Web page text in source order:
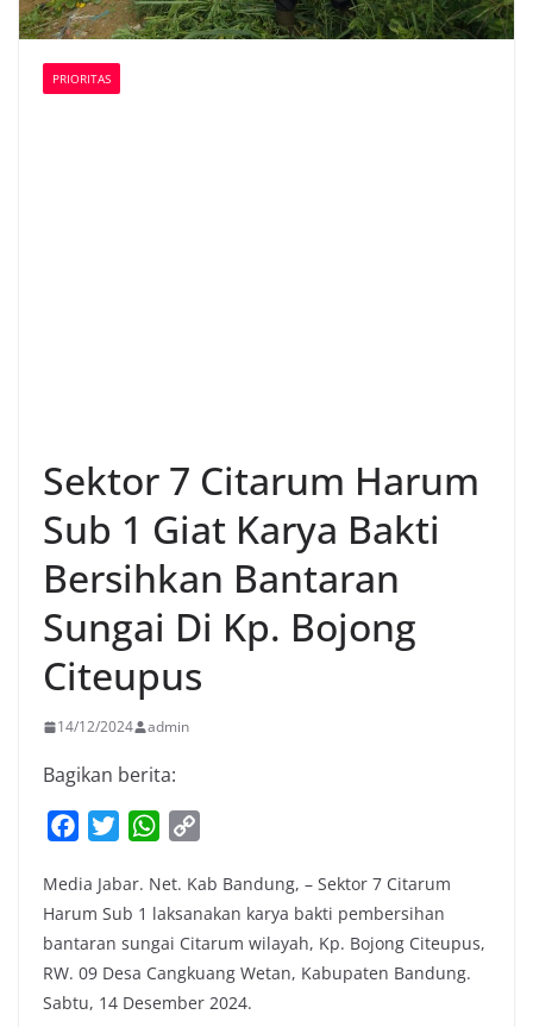
PRIORITAS
Sektor 7 Citarum Harum
Sub 1 Giat Karya Bakti
Bersihkan Bantaran
Sungai Di Kp. Bojong
Citeupus
14/12/2024 admin
Bagikan berita:
c
e
b
o
o
i
t
t
e
r
W
a
t
s
A
p
p
y
L
i
n
Media Jabar. Net. Kab Bandung, – Sektor 7 Citarum
Harum Sub 1 laksanakan karya bakti pembersihan
bantaran sungai Citarum wilayah, Kp. Bojong Citeupus,
RW. 09 Desa Cangkuang Wetan, Kabupaten Bandung.
Sabtu, 14 Desember 2024.